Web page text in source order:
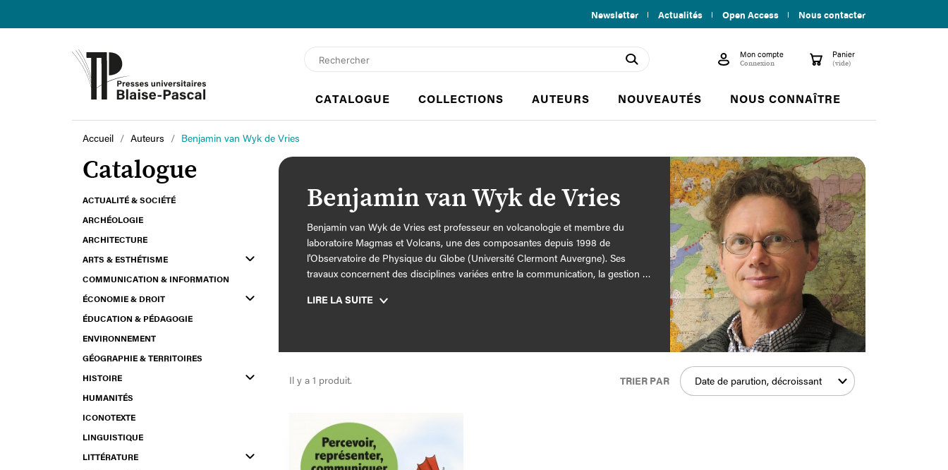
Newsletter Actualités Open Access Nous contacter
search  Mon compte
Connexion shopping_cart Panier
(vide)
CATALOGUE COLLECTIONS AUTEURS NOUVEAUTÉS NOUS CONNAÎTRE
Accueil Auteurs Benjamin van Wyk de Vries
Catalogue
ACTUALITÉ & SOCIÉTÉ
ARCHÉOLOGIE
ARCHITECTURE
ARTS & ESTHÉTISME
COMMUNICATION & INFORMATION
ÉCONOMIE & DROIT
ÉDUCATION & PÉDAGOGIE
ENVIRONNEMENT
GÉOGRAPHIE & TERRITOIRES
HISTOIRE
HUMANITÉS
ICONOTEXTE
LINGUISTIQUE
LITTÉRATURE
Benjamin van Wyk de Vries
Benjamin van Wyk de Vries est professeur en volcanologie et membre du
laboratoire Magmas et Volcans, une des composantes depuis 1998 de
l'Observatoire de Physique du Globe (Université Clermont Auvergne). Ses
travaux concernent des disciplines variées entre la communication, la gestion de
tectonique. Il est responsable du programme "Geoheritage for Resilience" du
LIRE LA SUITE
Il y a 1 produit. TRIER PAR Date de parution, décroissant